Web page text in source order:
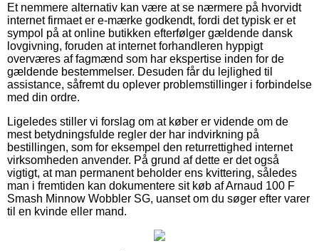
Et nemmere alternativ kan være at se nærmere på hvorvidt
internet firmaet er e-mærke godkendt, fordi det typisk er et
sympol på at online butikken efterfølger gældende dansk
lovgivning, foruden at internet forhandleren hyppigt
overværes af fagmænd som har ekspertise inden for de
gældende bestemmelser. Desuden får du lejlighed til
assistance, såfremt du oplever problemstillinger i forbindelse
med din ordre.
Ligeledes stiller vi forslag om at køber er vidende om de
mest betydningsfulde regler der har indvirkning på
bestillingen, som for eksempel den returrettighed internet
virksomheden anvender. På grund af dette er det også
vigtigt, at man permanent beholder ens kvittering, således
man i fremtiden kan dokumentere sit køb af Arnaud 100 F
Smash Minnow Wobbler SG, uanset om du søger efter varer
til en kvinde eller mand.